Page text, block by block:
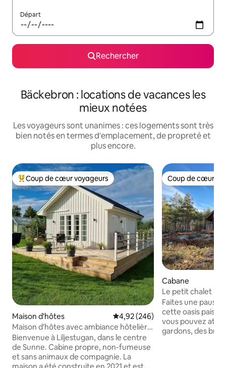
Départ
Rechercher
Bäckebron : locations de vacances les
mieux notées
Les voyageurs sont unanimes : ces logements sont très
bien notés en termes d'emplacement, de propreté et
plus encore.
Coups de cœur voyageurs les plus appréciés
Coup de cœur voyageurs
Maison d'hôtes Évaluation moyenne sur la
4,92 (246)
Maison d'hôtes avec ambiance hôtelière.
Linge de lit, etc. inclus
Bienvenue à Liljestugan, dans le centre
de Sunne. Cabine propre, non-fumeuse
et sans animaux de compagnie. La
Coup de cœur
Coup de cœur
Cabane
Le petit chalet
Faites une pause
cette oasis
vous pouvez
gardons, des